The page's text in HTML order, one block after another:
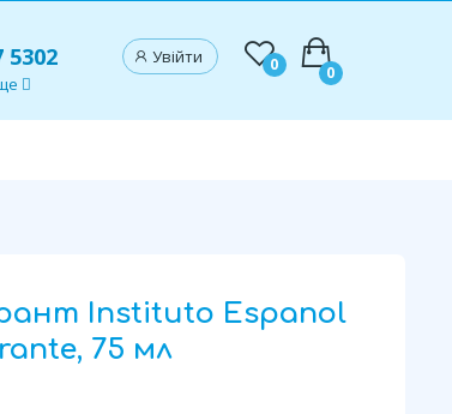
5302 Увійти 0 0
Instituto Espanol
75 мл